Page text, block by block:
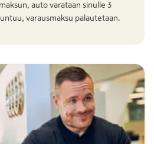
auto varataan sinulle 3
varausmaksu palautetaan.